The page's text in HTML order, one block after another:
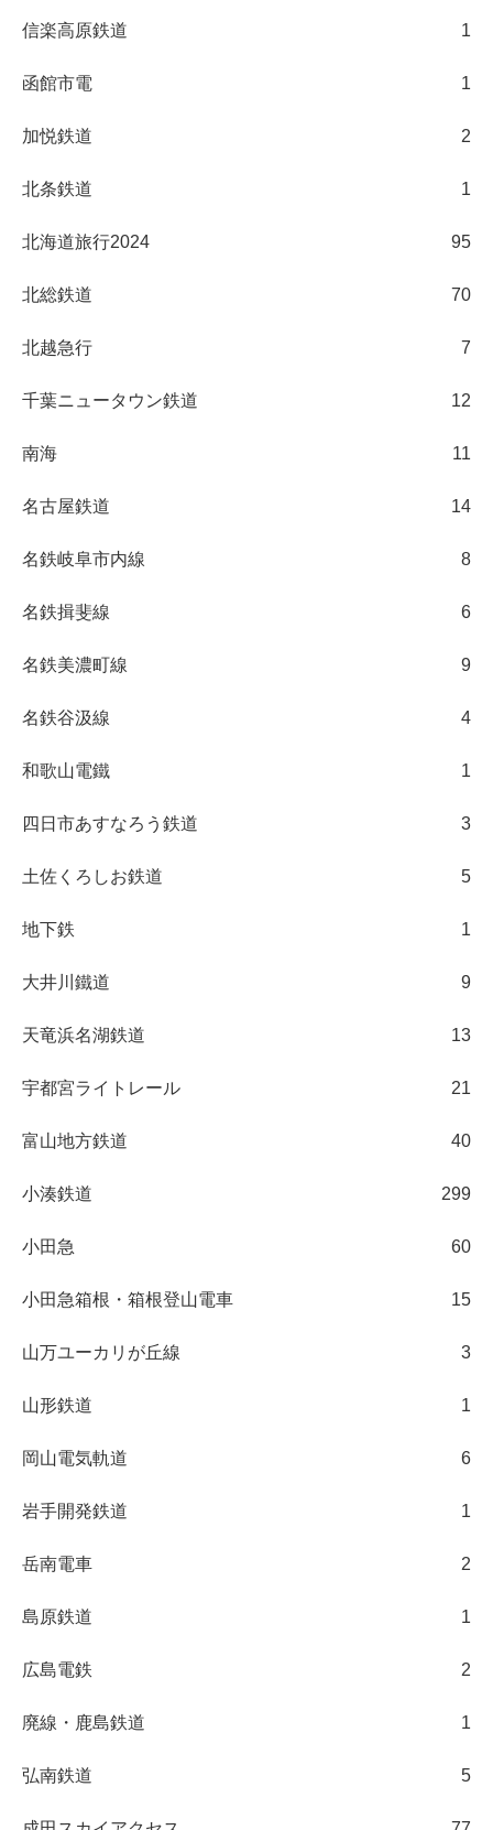
信楽高原鉄道 1
函館市電 1
加悦鉄道 2
北条鉄道 1
北海道旅行2024 95
北総鉄道 70
北越急行 7
千葉ニュータウン鉄道 12
南海 11
名古屋鉄道 14
名鉄岐阜市内線 8
名鉄揖斐線 6
名鉄美濃町線 9
名鉄谷汲線 4
和歌山電鐵 1
四日市あすなろう鉄道 3
土佐くろしお鉄道 5
地下鉄 1
大井川鐵道 9
天竜浜名湖鉄道 13
宇都宮ライトレール 21
富山地方鉄道 40
小湊鉄道 299
小田急 60
小田急箱根・箱根登山電車 15
山万ユーカリが丘線 3
山形鉄道 1
岡山電気軌道 6
岩手開発鉄道 1
岳南電車 2
島原鉄道 1
広島電鉄 2
廃線・鹿島鉄道 1
弘南鉄道 5